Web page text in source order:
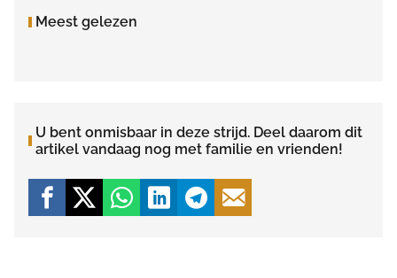
Meest gelezen
U bent onmisbaar in deze strijd. Deel daarom dit
artikel vandaag nog met familie en vrienden!